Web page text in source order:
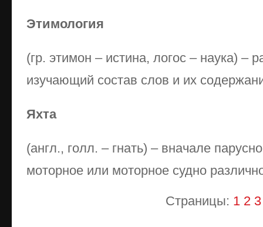
Этимология
(гр. этимон – истина, логос – наука) –
изучающий состав слов и их
Яхта
(англ., голл. – гнать) – вначале
моторное или моторное судно
Страницы: 1 2 3